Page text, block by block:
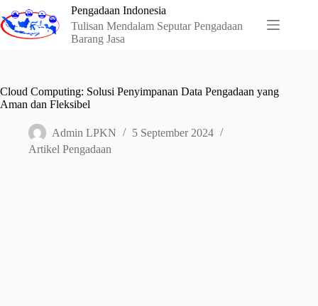
to
content
Pengadaan Indonesia
Tulisan Mendalam Seputar Pengadaan
Barang Jasa
Cloud Computing: Solusi Penyimpanan Data Pengadaan yang
Aman dan Fleksibel
Admin LPKN
5 September 2024
Artikel Pengadaan